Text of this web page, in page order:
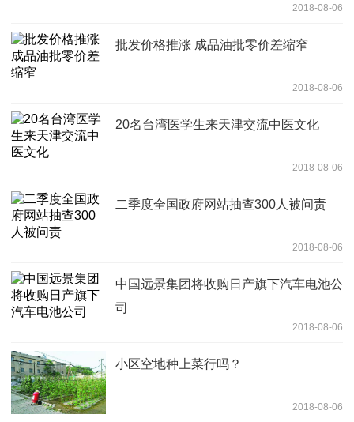
2018-08-06
批发价格推涨 成品油批零价差缩窄
2018-08-06
20名台湾医学生来天津交流中医文化
2018-08-06
二季度全国政府网站抽查300人被问责
2018-08-06
中国远景集团将收购日产旗下汽车电池公
司
2018-08-06
小区空地种上菜行吗？
2018-08-06